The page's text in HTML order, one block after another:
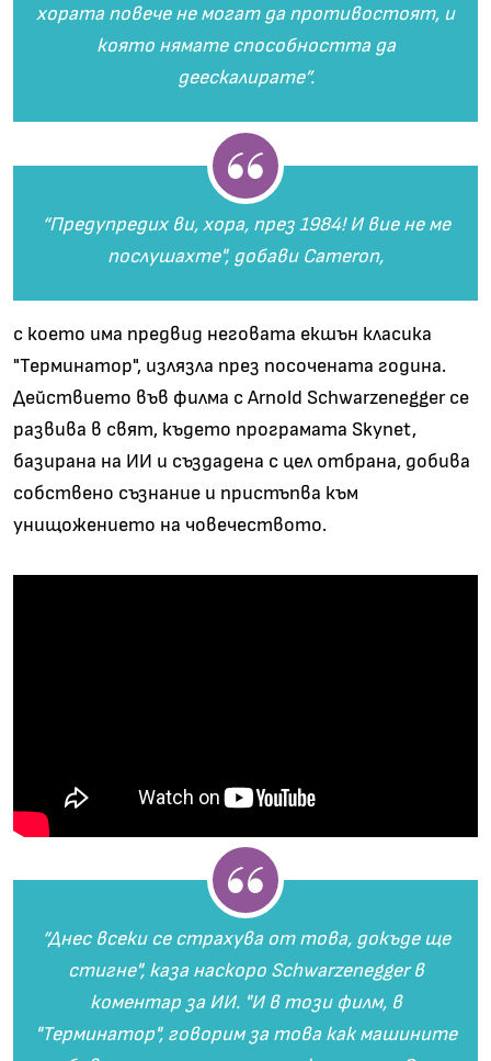
хората повече не могат да противостоят, и
която нямате способността да
деескалирате”.
“Предупредих ви, хора, през 1984! И вие не ме
послушахте", добави Cameron,
с което има предвид неговата екшън класика
"Терминатор", излязла през посочената година.
Действието във филма с Arnold Schwarzenegger се
развива в свят, където програмата Skynet,
базирана на ИИ и създадена с цел отбрана, добива
собствено съзнание и пристъпва към
унищожението на човечеството.
“Днес всеки се страхува от това, докъде ще
стигне", каза наскоро Schwarzenegger в
коментар за ИИ. "И в този филм, в
"Терминатор", говорим за това как машините